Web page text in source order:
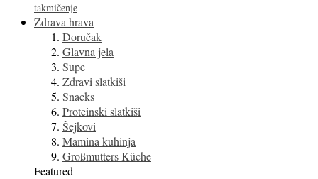
takmičenje
Zdrava hrava
Doručak
Glavna jela
Supe
Zdravi slatkiši
Snacks
Proteinski slatkiši
Šejkovi
Mamina kuhinja
Großmutters Küche
Featured